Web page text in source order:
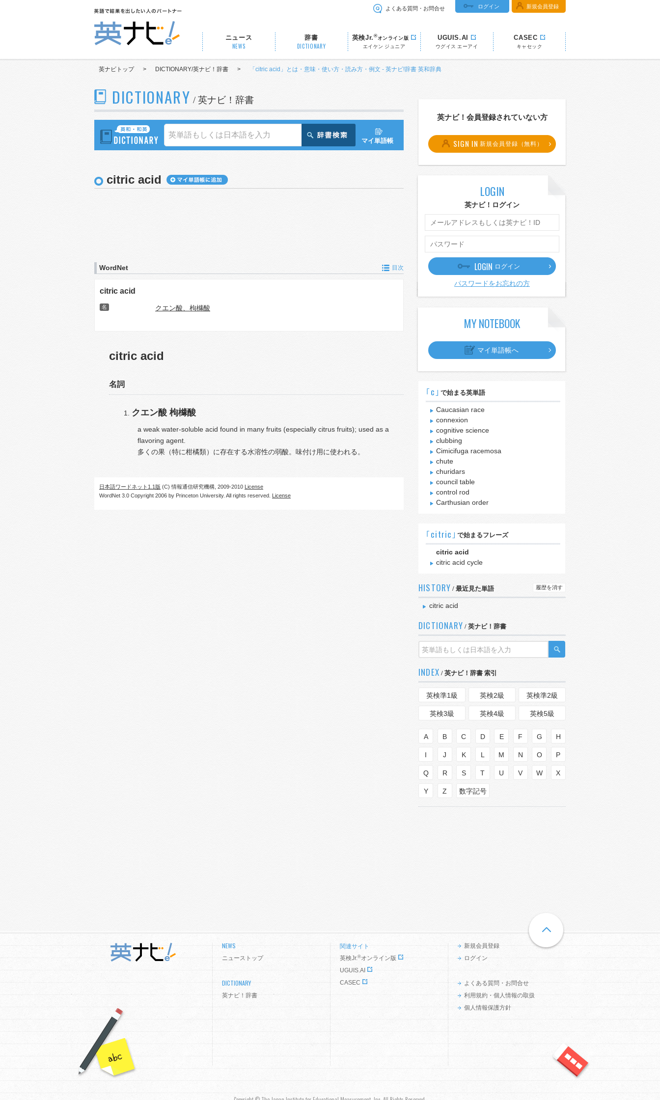
よくある質問・お問合せ ログイン 新規会員登録
ニュース
NEWS
辞書
DICTIONARY
英検Jr.®オンライン版
エイケン ジュニア
UGUIS.AI
ウグイス エーアイ
CASEC
キャセック
英ナビトップ > DICTIONARY/英ナビ！辞書 > 「citric acid」とは・意味・使い方・読み方・例文 - 英ナビ!辞書 英和辞典
DICTIONARY / 英ナビ！辞書
マイ単語帳
citric acid
WordNet 目次
citric acid
名 クエン酸、枸櫞酸
citric acid
名詞
クエン酸 枸櫞酸
a weak water-soluble acid found in many fruits (especially citrus fruits); used as a
flavoring agent.
多くの果（特に柑橘類）に存在する水溶性の弱酸。味付け用に使われる。
日本語ワードネット1.1版 (C) 情報通信研究機構, 2009-2010 License
WordNet 3.0 Copyright 2006 by Princeton University. All rights reserved. License
英ナビ！会員登録されていない方
SIGN IN 新規会員登録（無料）
LOGIN
英ナビ！ログイン
LOGIN ログイン
パスワードをお忘れの方
MY NOTEBOOK
マイ単語帳へ
｢c｣ で始まる英単語
Caucasian race
connexion
cognitive science
clubbing
Cimicifuga racemosa
chute
churidars
council table
control rod
Carthusian order
｢citric｣ で始まるフレーズ
citric acid
citric acid cycle
HISTORY / 最近見た単語 履歴を消す
citric acid
DICTIONARY / 英ナビ！辞書
INDEX / 英ナビ！辞書 索引
英検準1級 英検2級 英検準2級
英検3級 英検4級 英検5級
A B C D E F G H
I J K L M N O P
Q R S T U V W X
Y Z 数字記号
NEWS
ニューストップ
DICTIONARY
英ナビ！辞書
関連サイト
英検Jr.®オンライン版
UGUIS.AI
CASEC
新規会員登録
ログイン
よくある質問・お問合せ
利用規約・個人情報の取扱
個人情報保護方針